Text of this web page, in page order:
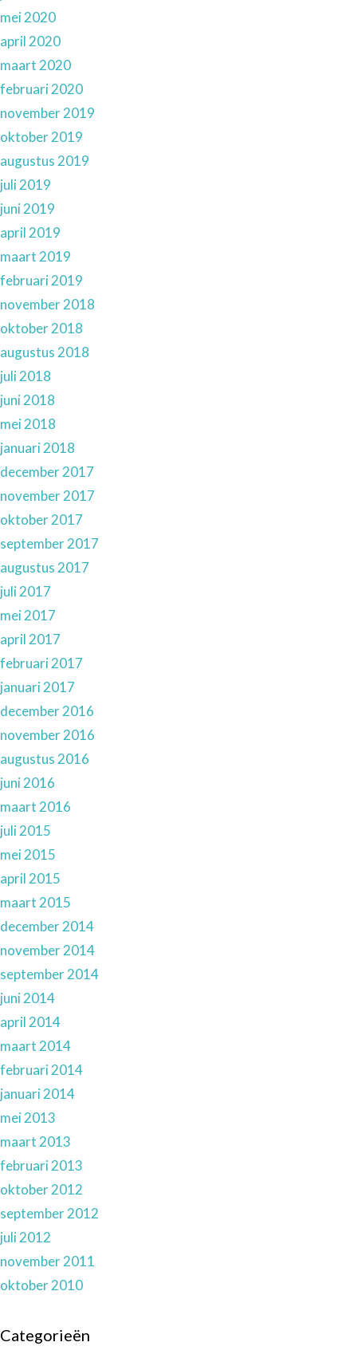
mei 2020
april 2020
maart 2020
februari 2020
november 2019
oktober 2019
augustus 2019
juli 2019
juni 2019
april 2019
maart 2019
februari 2019
november 2018
oktober 2018
augustus 2018
juli 2018
juni 2018
mei 2018
januari 2018
december 2017
november 2017
oktober 2017
september 2017
augustus 2017
juli 2017
mei 2017
april 2017
februari 2017
januari 2017
december 2016
november 2016
augustus 2016
juni 2016
maart 2016
juli 2015
mei 2015
april 2015
maart 2015
december 2014
november 2014
september 2014
juni 2014
april 2014
maart 2014
februari 2014
januari 2014
mei 2013
maart 2013
februari 2013
oktober 2012
september 2012
juli 2012
november 2011
oktober 2010
Categorieën